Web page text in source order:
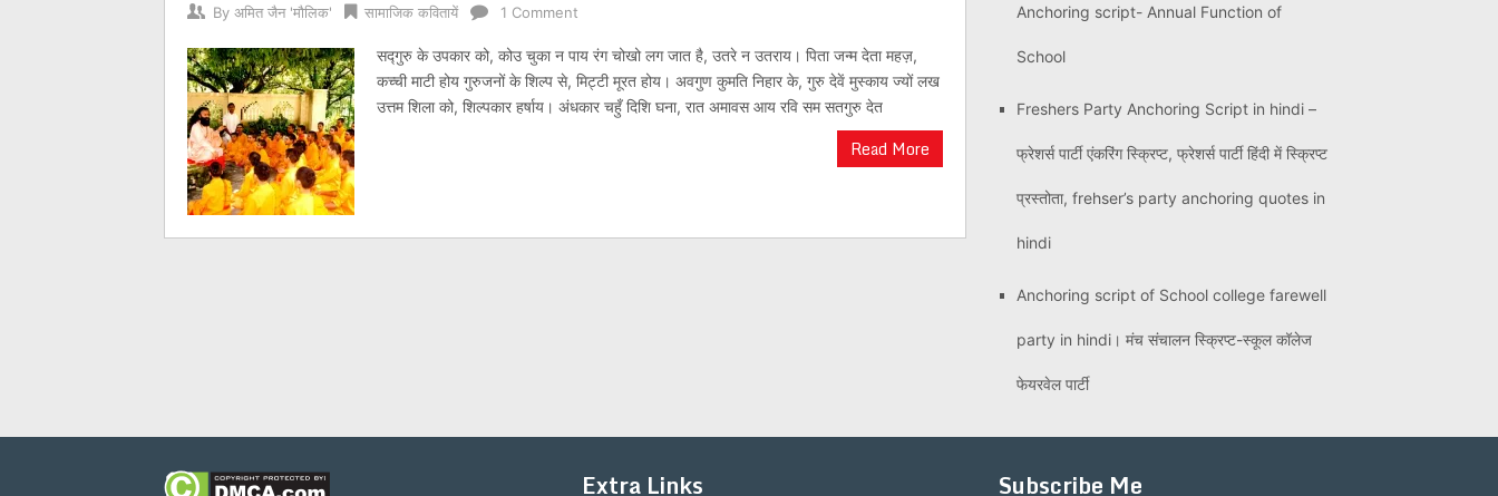
By अमित जैन 'मौलिक' सामाजिक कवितायें 1 Comment
सद्गुरु के उपकार को, कोउ चुका न पाय रंग चोखो लग जात है, उतरे न उतराय। पिता जन्म देता महज़,
कच्ची माटी होय गुरुजनों के शिल्प से, मिट्टी मूरत होय। अवगुण कुमति निहार के, गुरु देवें मुस्काय ज्यों लख
उत्तम शिला को, शिल्पकार हर्षाय। अंधकार चहुँ दिशि घना, रात अमावस आय रवि सम सतगुरु देत
Read More
Anchoring script- Annual Function of
School
Freshers Party Anchoring Script in hindi –
फ्रेशर्स पार्टी एंकरिंग स्क्रिप्ट, फ्रेशर्स पार्टी हिंदी में स्क्रिप्ट
प्रस्तोता, frehser’s party anchoring quotes in
hindi
Anchoring script of School college farewell
party in hindi। मंच संचालन स्क्रिप्ट-स्कूल कॉलेज
फेयरवेल पार्टी
Extra Links Subscribe Me